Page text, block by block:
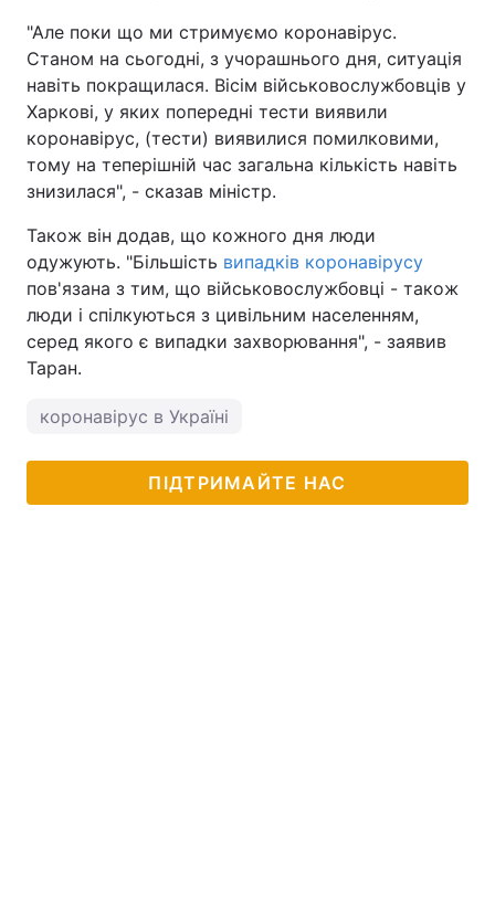
"Але поки що ми стримуємо коронавірус.
Станом на сьогодні, з учорашнього дня, ситуація
навіть покращилася. Вісім військовослужбовців у
Харкові, у яких попередні тести виявили
коронавірус, (тести) виявилися помилковими,
тому на теперішній час загальна кількість навіть
знизилася", - сказав міністр.
Також він додав, що кожного дня люди
одужують. "Більшість випадків коронавірусу
пов'язана з тим, що військовослужбовці - також
люди і спілкуються з цивільним населенням,
серед якого є випадки захворювання", - заявив
Таран.
коронавірус в Україні
ПІДТРИМАЙТЕ НАС